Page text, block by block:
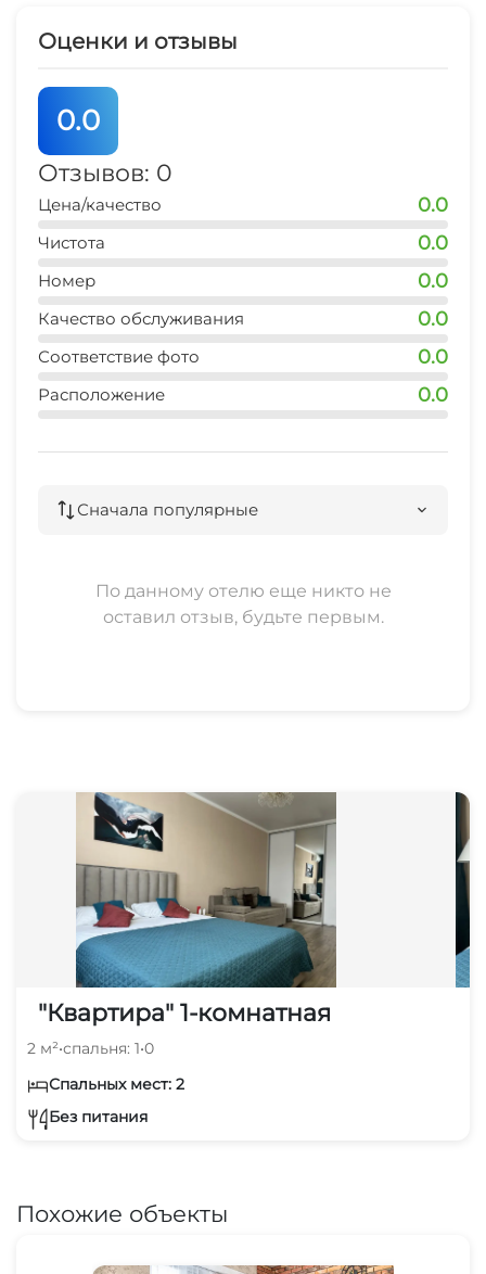
Оценки и отзывы
0.0
Отзывов: 0
Цена/качество 0.0
Чистота 0.0
Номер 0.0
Качество обслуживания 0.0
Соответствие фото 0.0
Расположение 0.0
Сначала популярные
По данному отелю еще никто не
оставил отзыв, будьте первым.
"Квартира" 1-комнатная
2 м²•спальня: 1•0
Спальных мест: 2
Без питания
Похожие объекты